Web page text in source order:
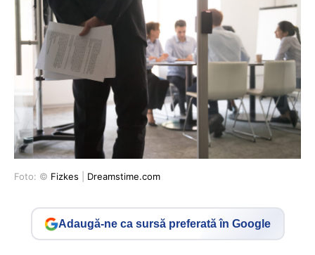
Foto: © Fizkes Dreamstime.com
Adaugă-ne ca sursă preferată în Google